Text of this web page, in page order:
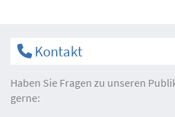
Kontakt
Haben Sie Fragen zu unseren
gerne: